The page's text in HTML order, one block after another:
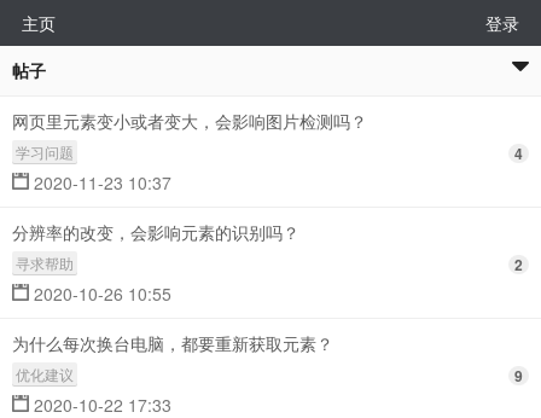
主页
登录
帖子
网页里元素变小或者变大，会影响图片检测吗？
学习问题
2020-11-23 10:37
4
分辨率的改变，会影响元素的识别吗？
寻求帮助
2020-10-26 10:55
2
为什么每次换台电脑，都要重新获取元素？
优化建议
2020-10-22 17:33
9